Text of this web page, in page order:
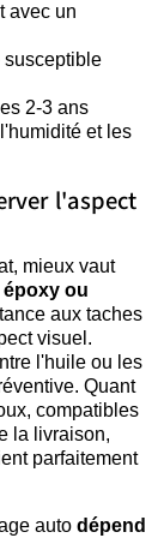
avec un
susceptible
2-3 ans
et les
l'aspect
mieux vaut
ou
aux taches
visuel.
l'huile ou les
Quant
compatibles
la livraison,
parfaitement
auto dépend